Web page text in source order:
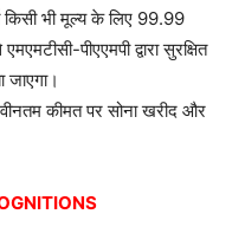
भी मूल्य के लिए 99.99
पीएएमपी द्वारा सुरक्षित
जाएगा।
कीमत पर सोना खरीद और